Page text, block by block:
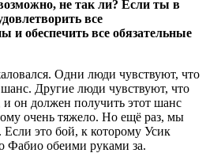
не так ли? Если ты в
все
и обеспечить все обязательные
Одни люди чувствуют, что
шанс. Другие люди чувствуют, что
и он должен получить этот шанс
очень тяжело. Но ещё раз, мы
это бой, к которому Усик
Фабио обеими руками за.